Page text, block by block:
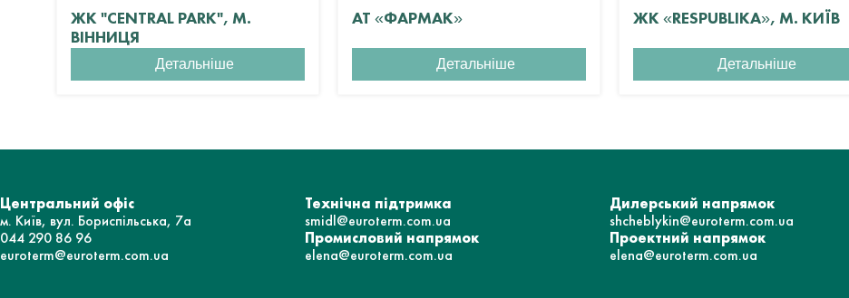
ЖК "CENTRAL PARK", М.
ВІННИЦЯ
Детальніше
АТ «ФАРМАК»
Детальніше
ЖК «RESPUBLIKA», М. КИЇВ
Детальніше
Центральний офіс
м. Київ, вул. Бориспільська, 7а
044 290 86 96
euroterm@euroterm.com.ua
Технічна підтримка
smidl@euroterm.com.ua
Промисловий напрямок
elena@euroterm.com.ua
Дилерський напрямок
shcheblykin@euroterm.com.ua
Проектний напрямок
elena@euroterm.com.ua